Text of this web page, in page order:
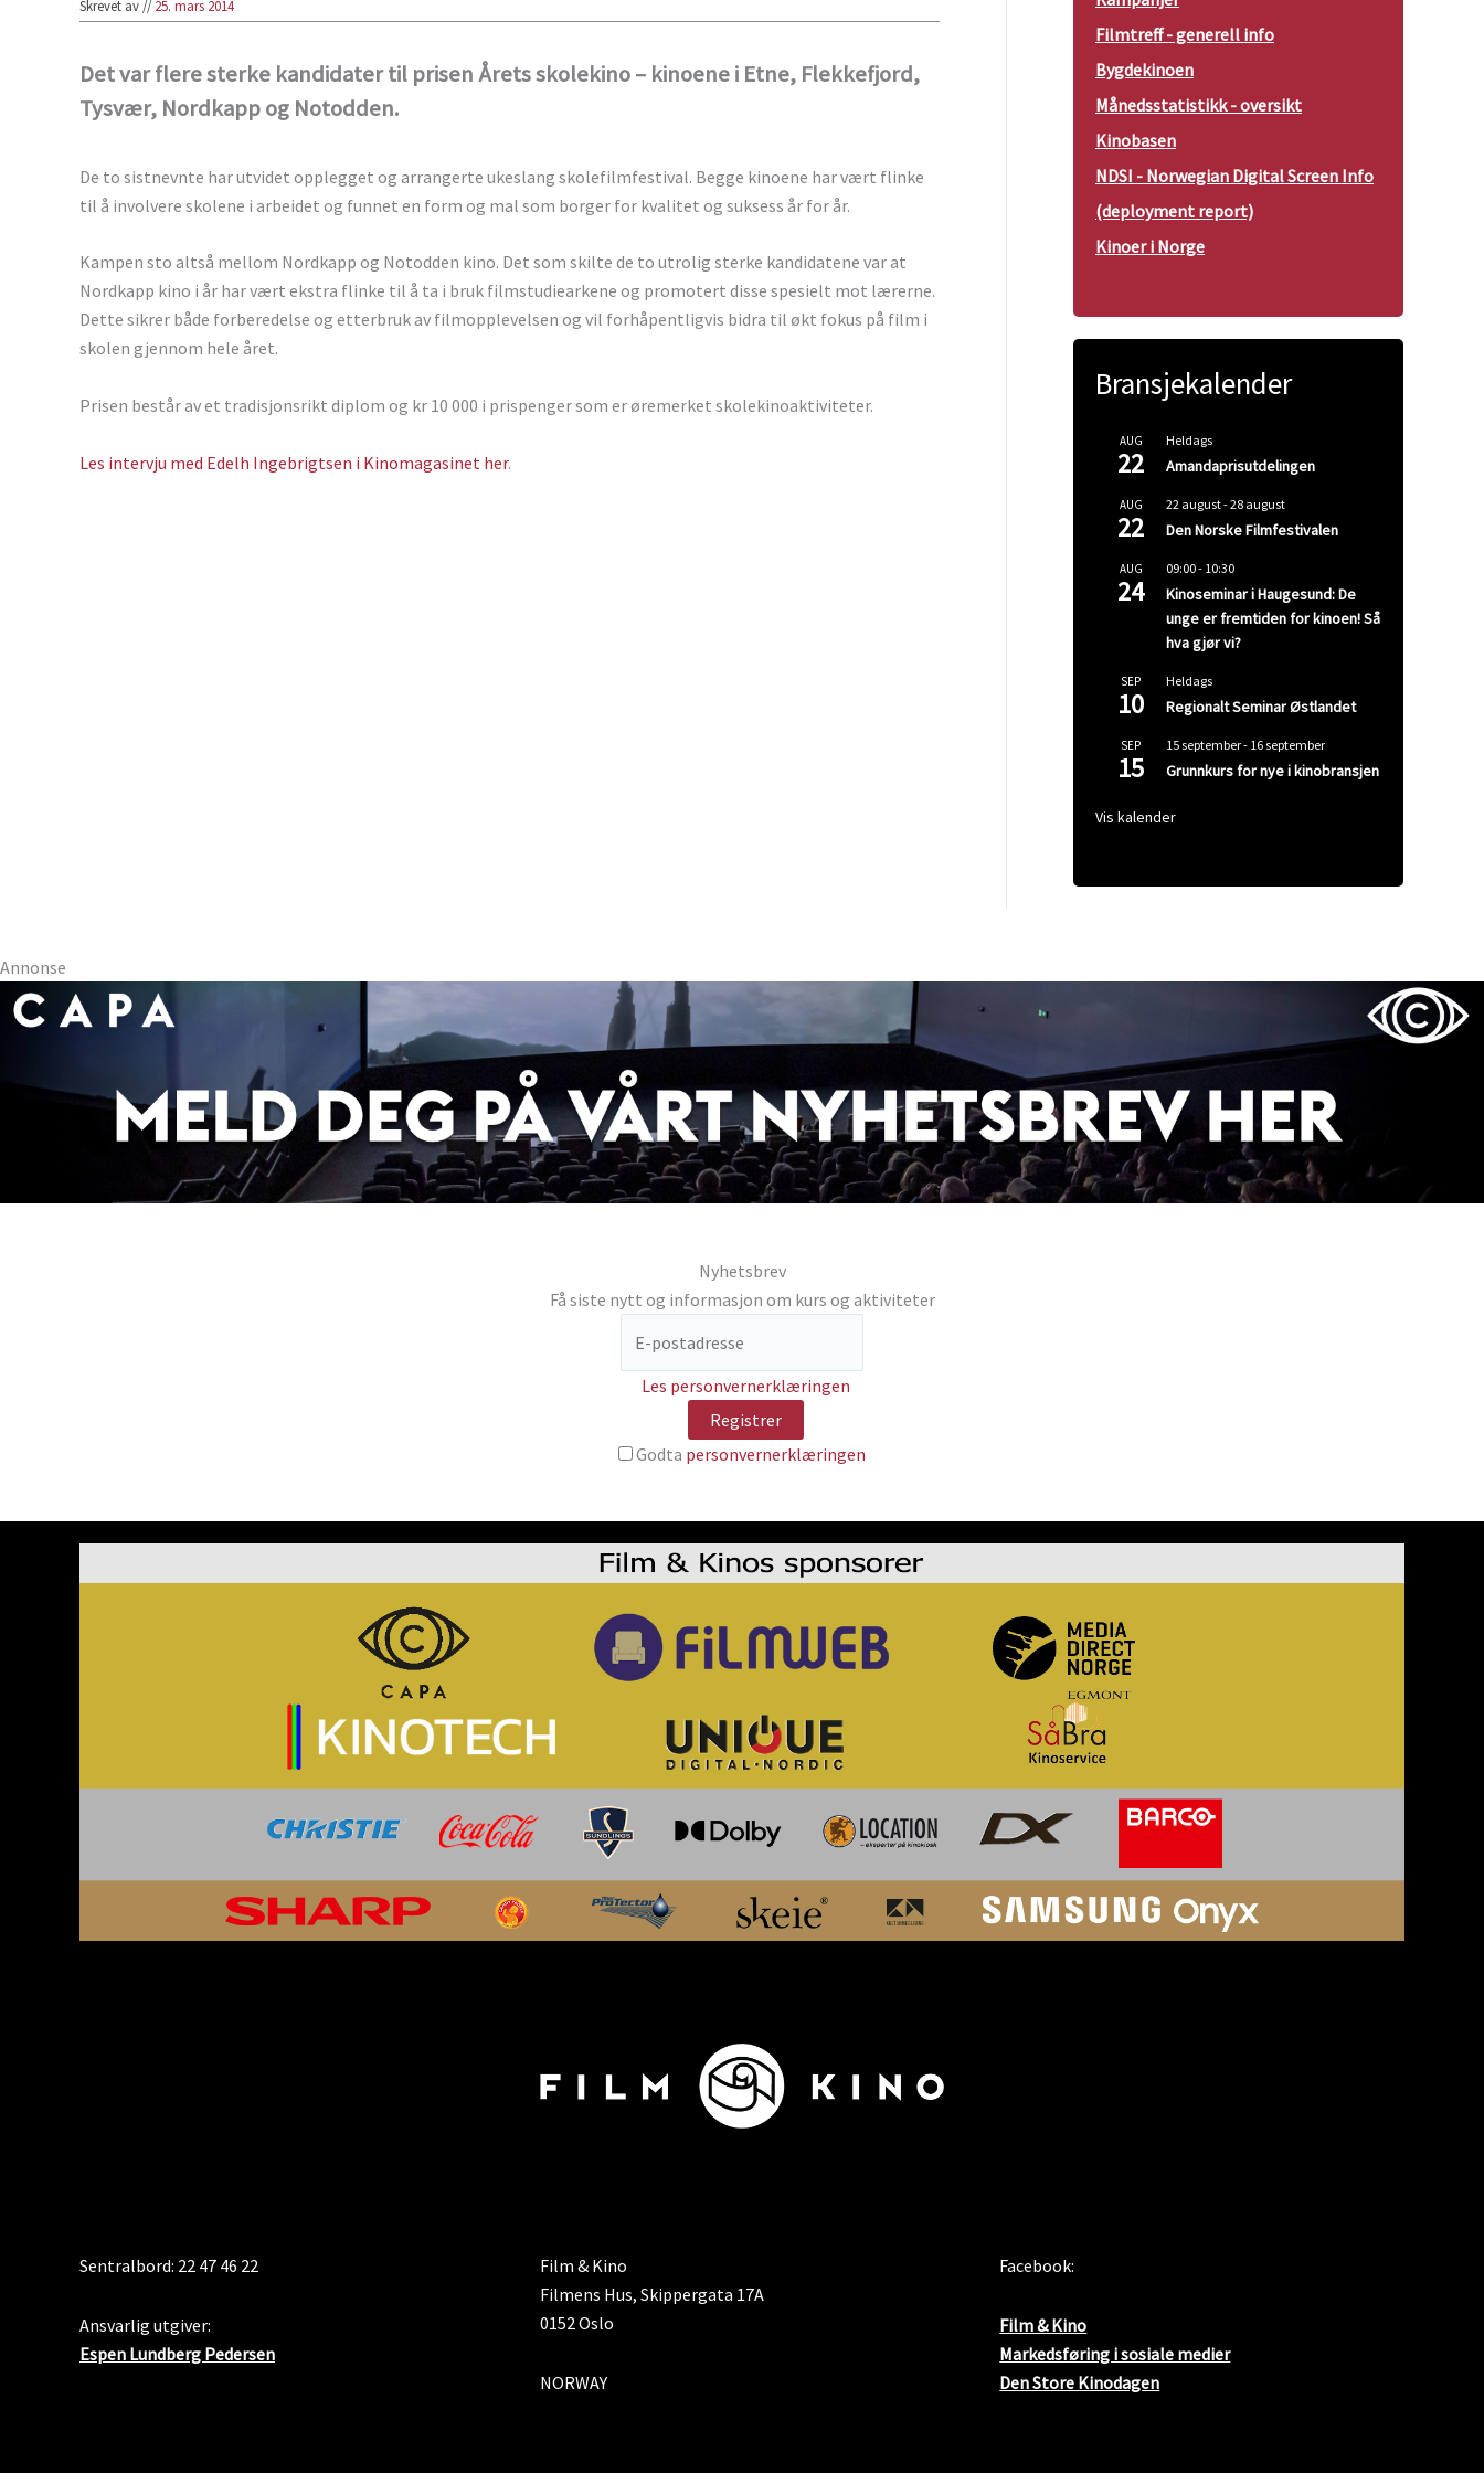
Skrevet av //25. mars 2014
Det var flere sterke kandidater til prisen Årets skolekino – kinoene i Etne, Flekkefjord,
Tysvær, Nordkapp og Notodden.
De to sistnevnte har utvidet opplegget og arrangerte ukeslang skolefilmfestival. Begge kinoene har vært flinke
til å involvere skolene i arbeidet og funnet en form og mal som borger for kvalitet og suksess år for år.
Kampen sto altså mellom Nordkapp og Notodden kino. Det som skilte de to utrolig sterke kandidatene var at
Nordkapp kino i år har vært ekstra flinke til å ta i bruk filmstudiearkene og promotert disse spesielt mot lærerne.
Dette sikrer både forberedelse og etterbruk av filmopplevelsen og vil forhåpentligvis bidra til økt fokus på film i
skolen gjennom hele året.
Prisen består av et tradisjonsrikt diplom og kr 10 000 i prispenger som er øremerket skolekinoaktiviteter.
Les intervju med Edelh Ingebrigtsen i Kinomagasinet her.
Filmtreff - generell info
Bygdekinoen
Månedsstatistikk - oversikt
Kinobasen
NDSI - Norwegian Digital Screen Info
(deployment report)
Kinoer i Norge
Bransjekalender
AUG
22
Heldags
Amandaprisutdelingen
AUG
22
22 august-28 august
Den Norske Filmfestivalen
AUG
24
09:00- 10:30
Kinoseminar i Haugesund: De
unge er fremtiden for kinoen! Så
hva gjør vi?
SEP
10
Heldags
Regionalt Seminar Østlandet
SEP
15
15 september- 16 september
Grunnkurs for nye i kinobransjen
Vis kalender
Annonse
Nyhetsbrev
Få siste nytt og informasjon om kurs og aktiviteter
Les personvernerklæringen
Godta personvernerklæringen
Sentralbord: 22 47 46 22
Ansvarlig utgiver:
Espen Lundberg Pedersen
Film & Kino
Filmens Hus, Skippergata 17A
0152 Oslo
NORWAY
Facebook:
Film & Kino
Markedsføring i sosiale medier
Den Store Kinodagen